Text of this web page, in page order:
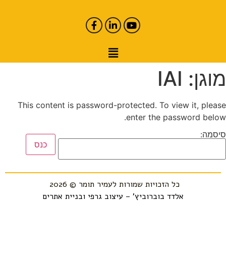
מוגן: IAI
This content is password-protected. To view it, please
enter the password below.
סיסמה:
כל הזכויות שמורות לעמיר תומר © 2026
אלדד בוברוביץ' – עיצוב גרפי ובניית אתרים